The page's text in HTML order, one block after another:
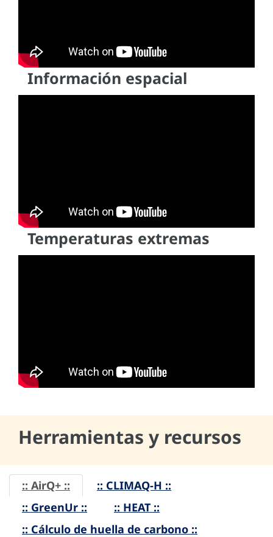
Información espacial
Temperaturas extremas
Herramientas y recursos
:: AirQ+ ::
:: CLIMAQ-H ::
:: GreenUr ::
:: HEAT ::
:: Cálculo de huella de carbono ::